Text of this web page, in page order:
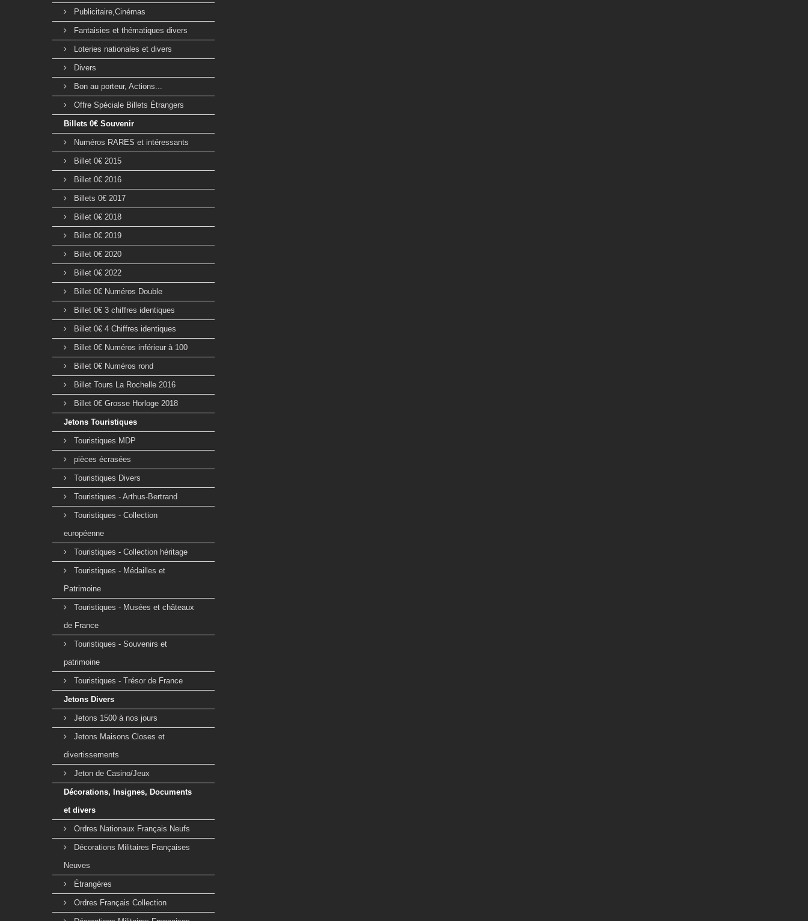
Publicitaire,Cinémas
Fantaisies et thématiques divers
Loteries nationales et divers
Divers
Bon au porteur, Actions...
Offre Spéciale Billets Étrangers
Billets 0€ Souvenir
Numéros RARES et intéressants
Billet 0€ 2015
Billet 0€ 2016
Billets 0€ 2017
Billet 0€ 2018
Billet 0€ 2019
Billet 0€ 2020
Billet 0€ 2022
Billet 0€ Numéros Double
Billet 0€ 3 chiffres identiques
Billet 0€ 4 Chiffres identiques
Billet 0€ Numéros inférieur à 100
Billet 0€ Numéros rond
Billet Tours La Rochelle 2016
Billet 0€ Grosse Horloge 2018
Jetons Touristiques
Touristiques MDP
pièces écrasées
Touristiques Divers
Touristiques - Arthus-Bertrand
Touristiques - Collection
européenne
Touristiques - Collection héritage
Touristiques - Médailles et
Patrimoine
Touristiques - Musées et châteaux
de France
Touristiques - Souvenirs et
patrimoine
Touristiques - Trésor de France
Jetons Divers
Jetons 1500 à nos jours
Jetons Maisons Closes et
divertissements
Jeton de Casino/Jeux
Décorations, Insignes, Documents
et divers
Ordres Nationaux Français Neufs
Décorations Militaires Françaises
Neuves
Étrangères
Ordres Français Collection